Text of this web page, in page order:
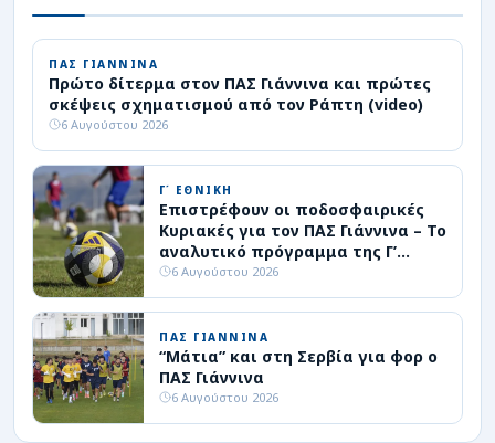
ΠΑΣ ΓΙΑΝΝΙΝΑ
Πρώτο δίτερμα στον ΠΑΣ Γιάννινα και πρώτες
σκέψεις σχηματισμού από τον Ράπτη (video)
6 Αυγούστου 2026
Γ΄ ΕΘΝΙΚΗ
Επιστρέφουν οι ποδοσφαιρικές
Κυριακές για τον ΠΑΣ Γιάννινα – Το
αναλυτικό πρόγραμμα της Γ’
Εθνικής
6 Αυγούστου 2026
ΠΑΣ ΓΙΑΝΝΙΝΑ
“Μάτια” και στη Σερβία για φορ ο
ΠΑΣ Γιάννινα
6 Αυγούστου 2026